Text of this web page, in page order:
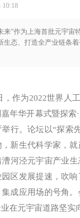
10:18
来”作为上海首批元宇宙
生态、打造全产业链条
为2022世界人工
年华开幕式暨探
行。论坛以“探索
新生代科学家，
河泾元宇宙产业
区发展提速，吹
成应用场的号角
在元宇宙道路坚实